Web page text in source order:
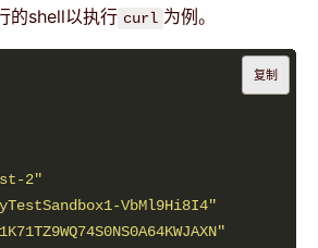
的shell以执行 curl 为例。
2"
VbMl9Hi8I4"
复制